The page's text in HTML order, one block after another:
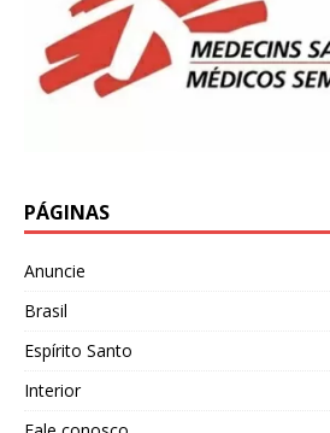
PÁGINAS
Anuncie
Brasil
Espírito Santo
Interior